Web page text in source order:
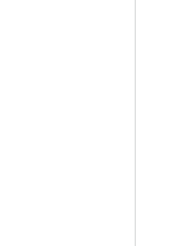
Cuidado de
Cuidado de